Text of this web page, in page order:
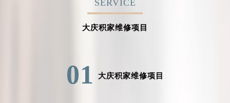
SERVICE
大庆积家维修项目
01 大庆积家维修项目